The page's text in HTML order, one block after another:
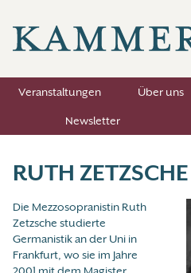
Veranstaltungen Über uns
Newsletter
RUTH ZETZSCHE
Die Mezzosopranistin Ruth
Zetzsche studierte
Germanistik an der Uni in
Frankfurt, wo sie im Jahre